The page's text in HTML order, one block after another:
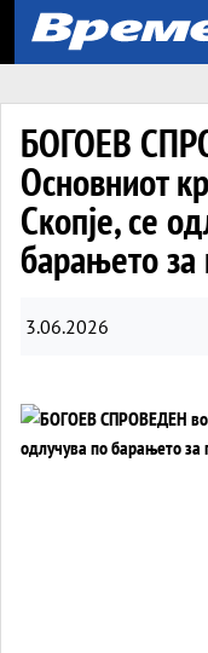
БОГОЕВ
Основниот
Скопје, се
барањето за
3.06.2026